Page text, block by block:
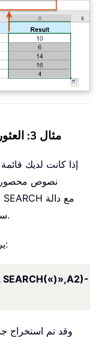
مثال 3: العثور على النص بين قوسين واستخراجه
إذا كانت لديك
نصوص
MID سيُمكّنك من إنجاز هذه المهمة بسهولة.
يرجى تطبيق الصيغة التالية في خلية فارغة:
SEARCH(«)»,A2)-
وقد تم استخراج